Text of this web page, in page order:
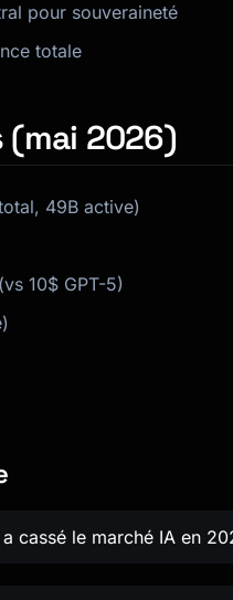
pour souveraineté
totale
(mai 2026)
49B active)
10$ GPT-5)
cassé le marché IA en